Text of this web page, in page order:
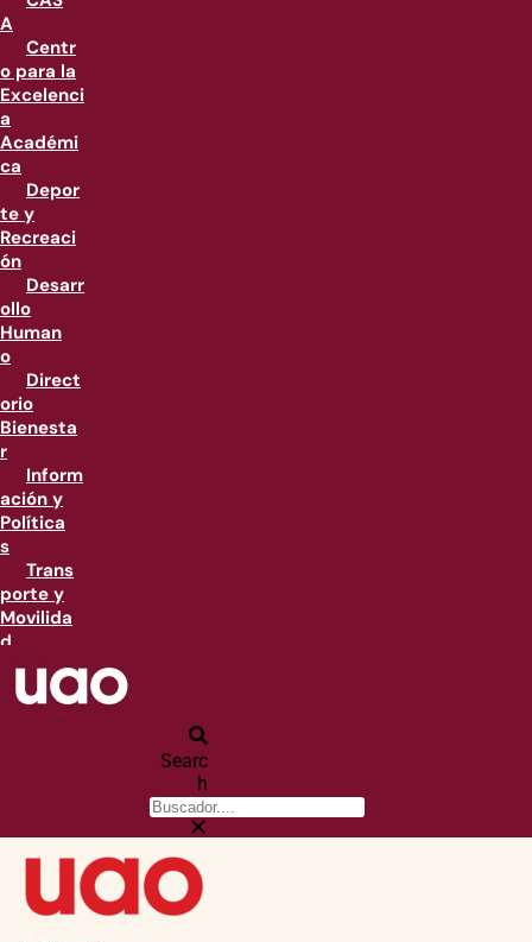
A
Centr
o para la
Excelenci
a
Académi
ca
Depor
te y
Recreaci
ón
Desarr
ollo
Human
o
Direct
orio
Bienesta
r
Inform
ación y
Política
s
Trans
porte y
Movilida
d
Searc
h